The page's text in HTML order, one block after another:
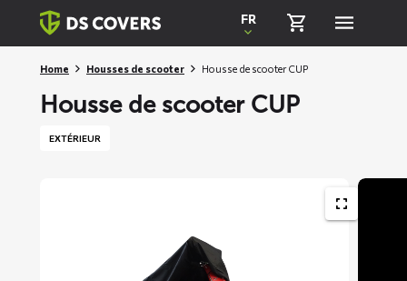
Skiplinks
FR
Home Housses de scooter Housse de scooter CUP
Housse de scooter CUP
EXTÉRIEUR